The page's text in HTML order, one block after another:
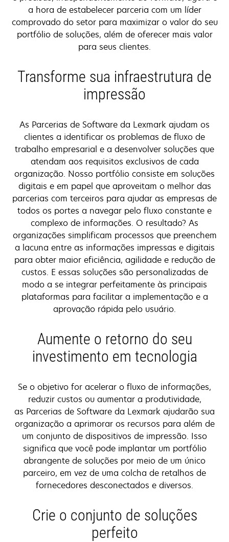
a hora de estabelecer parceria com um líder
comprovado do setor para maximizar o valor do seu
portfólio de soluções, além de oferecer mais valor
para seus clientes.
Transforme sua infraestrutura de
impressão
As Parcerias de Software da Lexmark ajudam os
clientes a identificar os problemas de fluxo de
trabalho empresarial e a desenvolver soluções que
atendam aos requisitos exclusivos de cada
organização. Nosso portfólio consiste em soluções
digitais e em papel que aproveitam o melhor das
parcerias com terceiros para ajudar as empresas de
todos os portes a navegar pelo fluxo constante e
complexo de informações. O resultado? As
organizações simplificam processos que preenchem
a lacuna entre as informações impressas e digitais
para obter maior eficiência, agilidade e redução de
custos. E essas soluções são personalizadas de
modo a se integrar perfeitamente às principais
plataformas para facilitar a implementação e a
aprovação rápida pelo usuário.
Aumente o retorno do seu
investimento em tecnologia
Se o objetivo for acelerar o fluxo de informações,
reduzir custos ou aumentar a produtividade,
as Parcerias de Software da Lexmark ajudarão sua
organização a aprimorar os recursos para além de
um conjunto de dispositivos de impressão. Isso
significa que você pode implantar um portfólio
abrangente de soluções por meio de um único
parceiro, em vez de uma colcha de retalhos de
fornecedores desconectados e diversos.
Crie o conjunto de soluções
perfeito